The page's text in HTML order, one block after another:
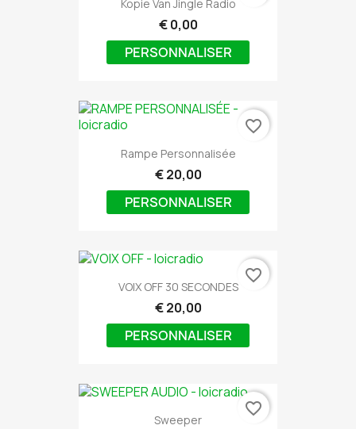
Kopie Van Jingle Radio
€ 0,00
PERSONNALISER
Rampe Personnalisée
€ 20,00
PERSONNALISER
favorite_border
VOIX OFF 30 SECONDES
€ 20,00
PERSONNALISER
favorite_border
Sweeper
favorite_border